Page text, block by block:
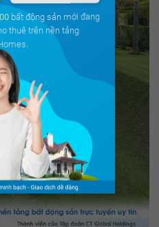
bất động sản mới đang
thuê trên nền tảng